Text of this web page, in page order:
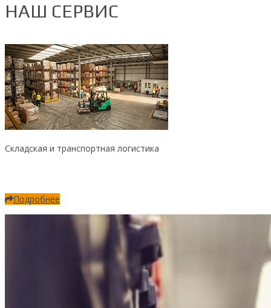
НАШ СЕРВИС
Складская и транспортная логистика
Подробнее